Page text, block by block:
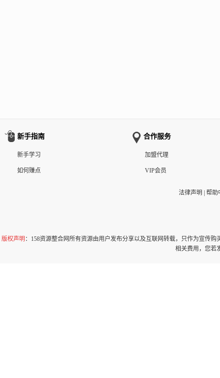
新手指南
新手学习
如何赚点
合作服务
加盟代理
VIP会员
法律声明 帮助
版权声明 ：158资源整合网所有资源由用户发布分享以及互联网转载，只作为宣传
相关费用，您若